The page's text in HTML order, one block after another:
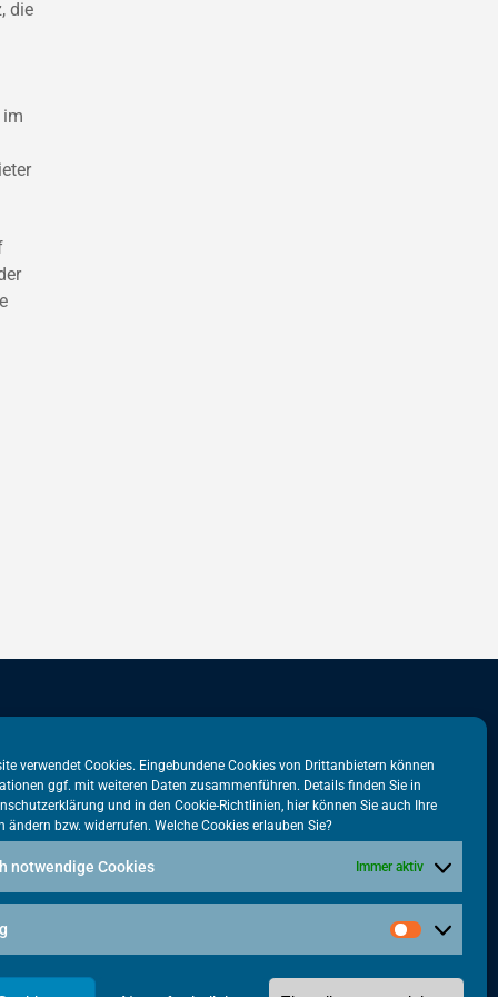
verwendet Cookies. Eingebundene Cookies von Drittanbietern können
ggf. mit weiteren Daten zusammenführen. Details finden Sie in
und in den Cookie-Richtlinien, hier können Sie auch Ihre
ändern bzw. widerrufen. Welche Cookies erlauben Sie?
notwendige Cookies Immer aktiv
die
im
31
38
VATM-Büro Brüssel
„House of Competition“
Rue de Trèves 49-51
+32 2 446 00 77